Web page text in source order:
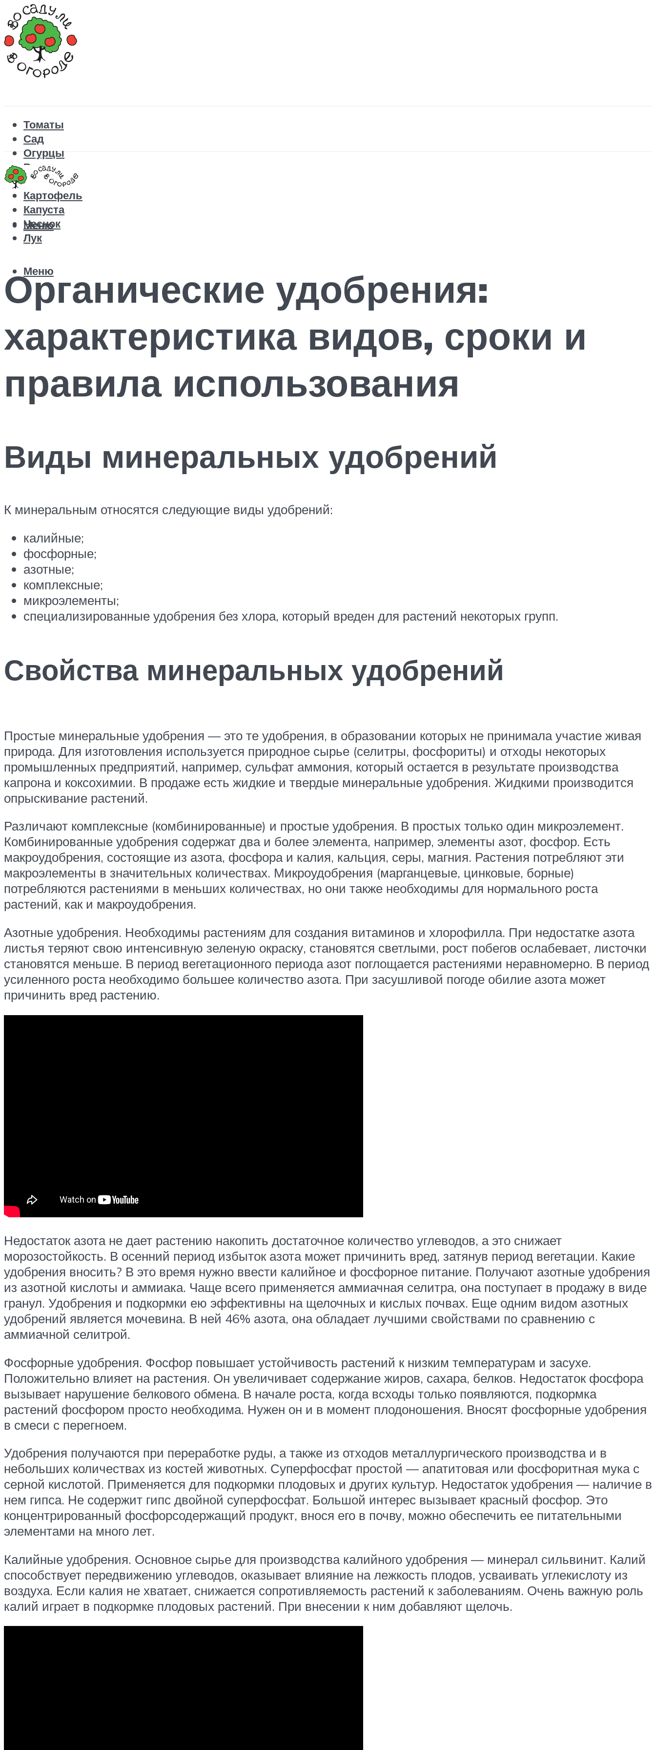
Томаты
Сад
Огурцы
Рецепты
Перец
Картофель
Капуста
Чеснок
Лук
Меню
Меню
Органические удобрения:
характеристика видов, сроки и
правила использования
Виды минеральных удобрений
К минеральным относятся следующие виды удобрений:
калийные;
фосфорные;
азотные;
комплексные;
микроэлементы;
специализированные удобрения без хлора, который вреден для растений некоторых групп.
Свойства минеральных удобрений
Простые минеральные удобрения — это те удобрения, в образовании которых не принимала участие живая
природа. Для изготовления используется природное сырье (селитры, фосфориты) и отходы некоторых
промышленных предприятий, например, сульфат аммония, который остается в результате производства
капрона и коксохимии. В продаже есть жидкие и твердые минеральные удобрения. Жидкими производится
опрыскивание растений.
Различают комплексные (комбинированные) и простые удобрения. В простых только один микроэлемент.
Комбинированные удобрения содержат два и более элемента, например, элементы азот, фосфор. Есть
макроудобрения, состоящие из азота, фосфора и калия, кальция, серы, магния. Растения потребляют эти
макроэлементы в значительных количествах. Микроудобрения (марганцевые, цинковые, борные)
потребляются растениями в меньших количествах, но они также необходимы для нормального роста
растений, как и макроудобрения.
Азотные удобрения. Необходимы растениям для создания витаминов и хлорофилла. При недостатке азота
листья теряют свою интенсивную зеленую окраску, становятся светлыми, рост побегов ослабевает, листочки
становятся меньше. В период вегетационного периода азот поглощается растениями неравномерно. В период
усиленного роста необходимо большее количество азота. При засушливой погоде обилие азота может
причинить вред растению.
Недостаток азота не дает растению накопить достаточное количество углеводов, а это снижает
морозостойкость. В осенний период избыток азота может причинить вред, затянув период вегетации. Какие
удобрения вносить? В это время нужно ввести калийное и фосфорное питание. Получают азотные удобрения
из азотной кислоты и аммиака. Чаще всего применяется аммиачная селитра, она поступает в продажу в виде
гранул. Удобрения и подкормки ею эффективны на щелочных и кислых почвах. Еще одним видом азотных
удобрений является мочевина. В ней 46% азота, она обладает лучшими свойствами по сравнению с
аммиачной селитрой.
Фосфорные удобрения. Фосфор повышает устойчивость растений к низким температурам и засухе.
Положительно влияет на растения. Он увеличивает содержание жиров, сахара, белков. Недостаток фосфора
вызывает нарушение белкового обмена. В начале роста, когда всходы только появляются, подкормка
растений фосфором просто необходима. Нужен он и в момент плодоношения. Вносят фосфорные удобрения
в смеси с перегноем.
Удобрения получаются при переработке руды, а также из отходов металлургического производства и в
небольших количествах из костей животных. Суперфосфат простой — апатитовая или фосфоритная мука с
серной кислотой. Применяется для подкормки плодовых и других культур. Недостаток удобрения — наличие в
нем гипса. Не содержит гипс двойной суперфосфат. Большой интерес вызывает красный фосфор. Это
концентрированный фосфорсодержащий продукт, внося его в почву, можно обеспечить ее питательными
элементами на много лет.
Калийные удобрения. Основное сырье для производства калийного удобрения — минерал сильвинит. Калий
способствует передвижению углеводов, оказывает влияние на лежкость плодов, усваивать углекислоту из
воздуха. Если калия не хватает, снижается сопротивляемость растений к заболеваниям. Очень важную роль
калий играет в подкормке плодовых растений. При внесении к ним добавляют щелочь.